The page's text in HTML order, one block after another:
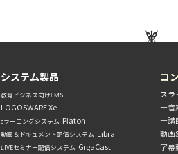
システム製品
教育ビジネス向けLMS
LOGOSWARE Xe
eラーニングシステム Platon
動画＆ドキュメント配信システム Libra
LIVEセミナー配信システム GigaCast
コ
スラ
―音
―講
動画
字幕